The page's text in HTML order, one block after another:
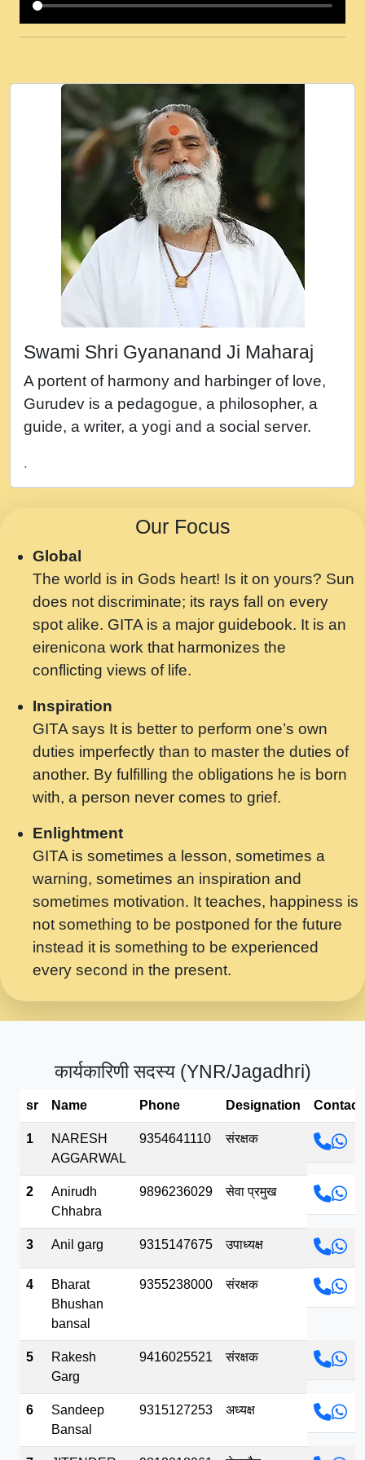
कई पकड क मर हथ र मह वदवन पहच दय! मह जन
Ki - Krishna Bhajan - New Bhajan 2020
#Ishwar Bhakti.mp3
जब से गीता ज्ञान पाया मैं बड़ी मस्ती में हूँ । 2018 -
Rishikesh - Ratan Ji Rasik.mp3
तन हल दल द सनव मड उतत सर रख क, नल रव त
गल लग जव त सर उतत हथ रख द!.mp3
तू कर प्रीतम से प्रीत, यूहीं दिन बीतते जाते हैं ।
2018 - Rishikesh - Swami Gyananand Ji
Maharaj.mp3
न म गवद गपल गद फर, पयर महन न रझद फर! shri
नह भरस रह लडडल... अपन खट करम क !!!! मह दद
सहर चरण क .....mp3
बगड नसब कसन सवर तर बगर Shri ravinandan
shastri ji maharaj.mp3
Chahe Ram Ho Chahe Shyam Ho.mp3
मझ अपन जवन बनन न आय, रठ हर क मनन न आय
Shri ravinandan shastri ji maharaj.mp3
मन अशांत मंत्र जाप - गीता प्रेरणा -Swami
Gyananand Ji Maharaj.mp3
मन बध लय परम वल कगन Special Shyam
Saawariya.mp3
मर गनय न अपरध लडडल शर रध.... Shri
ravinandan shastri ji maharaj.mp3
मेरे मन हरी का ध्यान लगा - भजन भाव - 2018 -
Rishikesh - Swami Gyananand Ji
Maharaj.mp3
यह हसरत तलब ह नकज कमर Yahi Hasraten
Talab Hai Bhav Pravah #bhajan.mp3
लडल ज बल ल क ज न लग Sadhvi Purnima Ji
7.9.2021 जवल नगर दलल #बसर.mp3
सख भ मझ पयर ह दख भ मझ पयर ह!छड म कस दत
सपरहट भजन 2021 - तर अखय ह जद भर बहर ज म
सपरहट शयम भजन - जय जय शयम जय जय शयम
भव.mp3
Swami Shri Gyananand Ji Maharaj
A portent of harmony and harbinger of love,
Gurudev is a pedagogue, a philosopher, a
guide, a writer, a yogi and a social server.
.
Our Focus
Global
The world is in Gods heart! Is it on yours? Sun
does not discriminate; its rays fall on every
spot alike. GITA is a major guidebook. It is an
eirenicona work that harmonizes the
conflicting views of life.
Inspiration
GITA says It is better to perform one’s own
duties imperfectly than to master the duties of
another. By fulfilling the obligations he is born
with, a person never comes to grief.
Enlightment
GITA is sometimes a lesson, sometimes a
warning, sometimes an inspiration and
sometimes motivation. It teaches, happiness is
not something to be postponed for the future
instead it is something to be experienced
every second in the present.
कार्यकारिणी सदस्य (YNR/Jagadhri)
sr Name Phone Designation Contact
1
NARESH
AGGARWAL
9354641110 संरक्षक
2
Anirudh
Chhabra
9896236029 सेवा प्रमुख
3 Anil garg 9315147675 उपाध्यक्ष
4
Bharat
Bhushan
bansal
9355238000 संरक्षक
5
Rakesh
Garg
9416025521 संरक्षक
6
Sandeep
Bansal
9315127253 अध्यक्ष